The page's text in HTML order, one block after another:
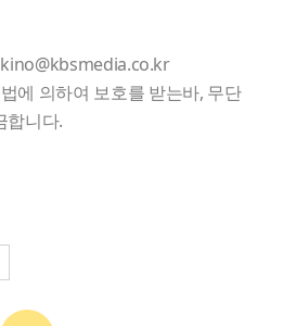
에 의하여 보호를 받는바, 무단
합니다.